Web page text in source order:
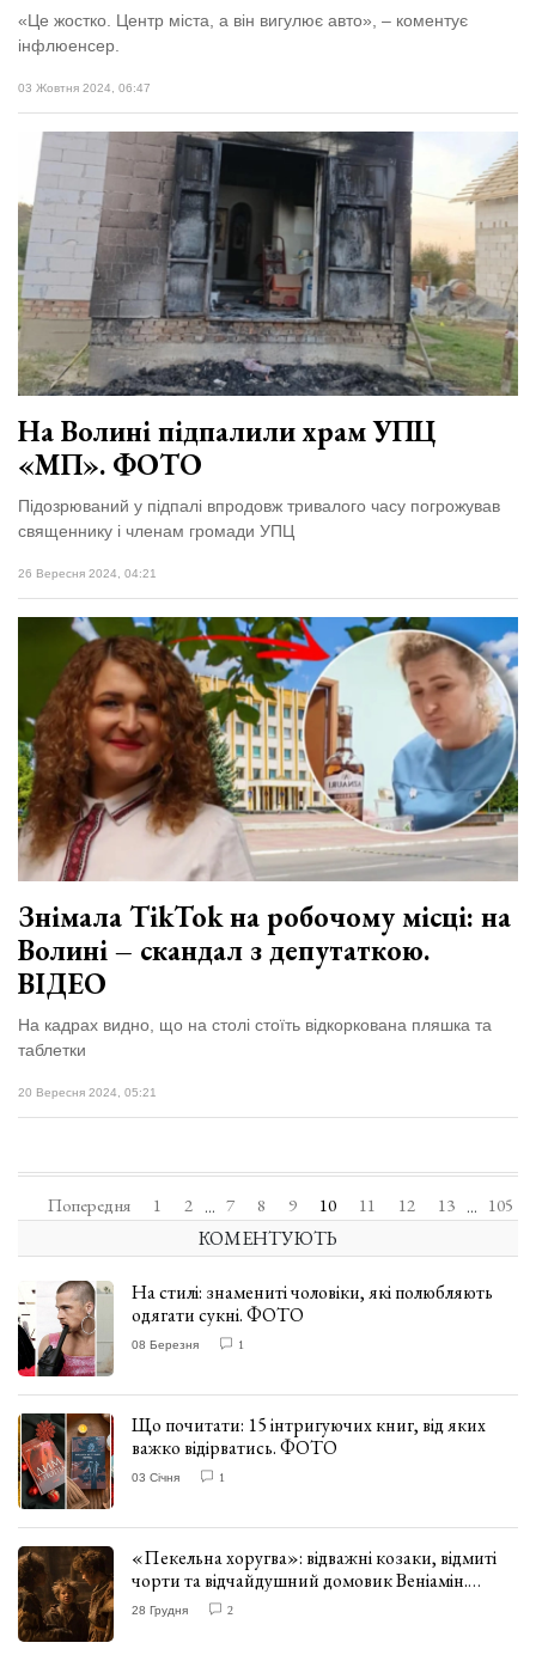
«Це жостко. Центр міста, а він вигулює авто», – коментує
інфлюенсер.
03 Жовтня 2024, 06:47
На Волині підпалили храм УПЦ
«МП». ФОТО
Підозрюваний у підпалі впродовж тривалого часу погрожував
священнику і членам громади УПЦ
26 Вересня 2024, 04:21
Знімала TikTok на робочому місці: на
Волині – скандал з депутаткою.
ВІДЕО
На кадрах видно, що на столі стоїть відкоркована пляшка та
таблетки
20 Вересня 2024, 05:21
Попередня 1 2 ... 7 8 9 10 11 12 13 ... 105
КОМЕНТУЮТЬ
На стилі: знамениті чоловіки, які полюбляють
одягати сукні. ФОТО
08 Березня 1
Що почитати: 15 інтригуючих книг, від яких
важко відірватись. ФОТО
03 Січня 1
«Пекельна хоругва»: відважні козаки, відмиті
чорти та відчайдушний домовик Веніамін.
ВІДГУК
28 Грудня 2